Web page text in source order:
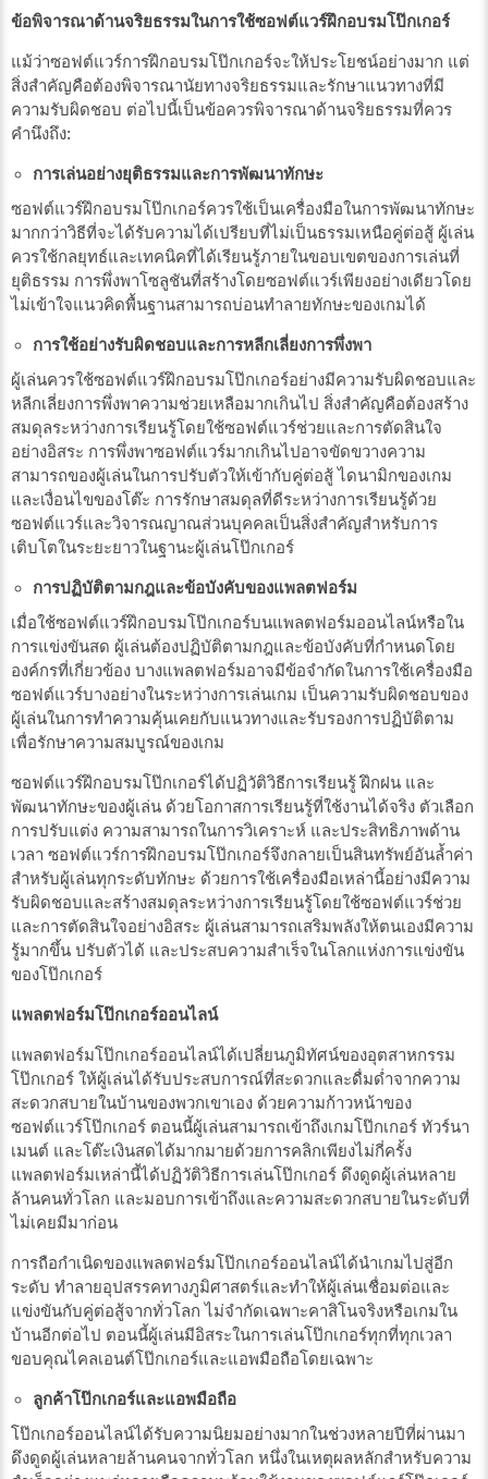
ข้อพิจารณาด้านจริยธรรมในการใช้ซอฟต์แวร์ฝึกอบรมโป๊กเกอร์
แม้ว่าซอฟต์แวร์การฝึกอบรมโป๊กเกอร์จะให้ประโยชน์อย่างมาก แต่
สิ่งสำคัญคือต้องพิจารณานัยทางจริยธรรมและรักษาแนวทางที่มี
ความรับผิดชอบ ต่อไปนี้เป็นข้อควรพิจารณาด้านจริยธรรมที่ควร
คำนึงถึง:
การเล่นอย่างยุติธรรมและการพัฒนาทักษะ
ซอฟต์แวร์ฝึกอบรมโป๊กเกอร์ควรใช้เป็นเครื่องมือในการพัฒนาทักษะ
มากกว่าวิธีที่จะได้รับความได้เปรียบที่ไม่เป็นธรรมเหนือคู่ต่อสู้ ผู้เล่น
ควรใช้กลยุทธ์และเทคนิคที่ได้เรียนรู้ภายในขอบเขตของการเล่นที่
ยุติธรรม การพึ่งพาโซลูชันที่สร้างโดยซอฟต์แวร์เพียงอย่างเดียวโดย
ไม่เข้าใจแนวคิดพื้นฐานสามารถบ่อนทำลายทักษะของเกมได้
การใช้อย่างรับผิดชอบและการหลีกเลี่ยงการพึ่งพา
ผู้เล่นควรใช้ซอฟต์แวร์ฝึกอบรมโป๊กเกอร์อย่างมีความรับผิดชอบและ
หลีกเลี่ยงการพึ่งพาความช่วยเหลือมากเกินไป สิ่งสำคัญคือต้องสร้าง
สมดุลระหว่างการเรียนรู้โดยใช้ซอฟต์แวร์ช่วยและการตัดสินใจ
อย่างอิสระ การพึ่งพาซอฟต์แวร์มากเกินไปอาจขัดขวางความ
สามารถของผู้เล่นในการปรับตัวให้เข้ากับคู่ต่อสู้ ไดนามิกของเกม
และเงื่อนไขของโต๊ะ การรักษาสมดุลที่ดีระหว่างการเรียนรู้ด้วย
ซอฟต์แวร์และวิจารณญาณส่วนบุคคลเป็นสิ่งสำคัญสำหรับการ
เติบโตในระยะยาวในฐานะผู้เล่นโป๊กเกอร์
การปฏิบัติตามกฎและข้อบังคับของแพลตฟอร์ม
เมื่อใช้ซอฟต์แวร์ฝึกอบรมโป๊กเกอร์บนแพลตฟอร์มออนไลน์หรือใน
การแข่งขันสด ผู้เล่นต้องปฏิบัติตามกฎและข้อบังคับที่กำหนดโดย
องค์กรที่เกี่ยวข้อง บางแพลตฟอร์มอาจมีข้อจำกัดในการใช้เครื่องมือ
ซอฟต์แวร์บางอย่างในระหว่างการเล่นเกม เป็นความรับผิดชอบของ
ผู้เล่นในการทำความคุ้นเคยกับแนวทางและรับรองการปฏิบัติตาม
เพื่อรักษาความสมบูรณ์ของเกม
ซอฟต์แวร์ฝึกอบรมโป๊กเกอร์ได้ปฏิวัติวิธีการเรียนรู้ ฝึกฝน และ
พัฒนาทักษะของผู้เล่น ด้วยโอกาสการเรียนรู้ที่ใช้งานได้จริง ตัวเลือก
การปรับแต่ง ความสามารถในการวิเคราะห์ และประสิทธิภาพด้าน
เวลา ซอฟต์แวร์การฝึกอบรมโป๊กเกอร์จึงกลายเป็นสินทรัพย์อันล้ำค่า
สำหรับผู้เล่นทุกระดับทักษะ ด้วยการใช้เครื่องมือเหล่านี้อย่างมีความ
รับผิดชอบและสร้างสมดุลระหว่างการเรียนรู้โดยใช้ซอฟต์แวร์ช่วย
และการตัดสินใจอย่างอิสระ ผู้เล่นสามารถเสริมพลังให้ตนเองมีความ
รู้มากขึ้น ปรับตัวได้ และประสบความสำเร็จในโลกแห่งการแข่งขัน
ของโป๊กเกอร์
แพลตฟอร์มโป๊กเกอร์ออนไลน์
แพลตฟอร์มโป๊กเกอร์ออนไลน์ได้เปลี่ยนภูมิทัศน์ของอุตสาหกรรม
โป๊กเกอร์ ให้ผู้เล่นได้รับประสบการณ์ที่สะดวกและดื่มด่ำจากความ
สะดวกสบายในบ้านของพวกเขาเอง ด้วยความก้าวหน้าของ
ซอฟต์แวร์โป๊กเกอร์ ตอนนี้ผู้เล่นสามารถเข้าถึงเกมโป๊กเกอร์ ทัวร์นา
เมนต์ และโต๊ะเงินสดได้มากมายด้วยการคลิกเพียงไม่กี่ครั้ง
แพลตฟอร์มเหล่านี้ได้ปฏิวัติวิธีการเล่นโป๊กเกอร์ ดึงดูดผู้เล่นหลาย
ล้านคนทั่วโลก และมอบการเข้าถึงและความสะดวกสบายในระดับที่
ไม่เคยมีมาก่อน
การถือกำเนิดของแพลตฟอร์มโป๊กเกอร์ออนไลน์ได้นำเกมไปสู่อีก
ระดับ ทำลายอุปสรรคทางภูมิศาสตร์และทำให้ผู้เล่นเชื่อมต่อและ
แข่งขันกับคู่ต่อสู้จากทั่วโลก ไม่จำกัดเฉพาะคาสิโนจริงหรือเกมใน
บ้านอีกต่อไป ตอนนี้ผู้เล่นมีอิสระในการเล่นโป๊กเกอร์ทุกที่ทุกเวลา
ขอบคุณไคลเอนต์โป๊กเกอร์และแอพมือถือโดยเฉพาะ
ลูกค้าโป๊กเกอร์และแอพมือถือ
โป๊กเกอร์ออนไลน์ได้รับความนิยมอย่างมากในช่วงหลายปีที่ผ่านมา
ดึงดูดผู้เล่นหลายล้านคนจากทั่วโลก หนึ่งในเหตุผลหลักสำหรับความ